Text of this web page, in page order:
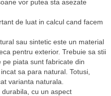
vor putea sta asezate
de luat in calcul cand facem
sau sintetic este un material
pentru exterior. Trebuie sa stii
piata sunt fabricate din
sa para natural. Totusi,
varianta naturala.
cu un aspect